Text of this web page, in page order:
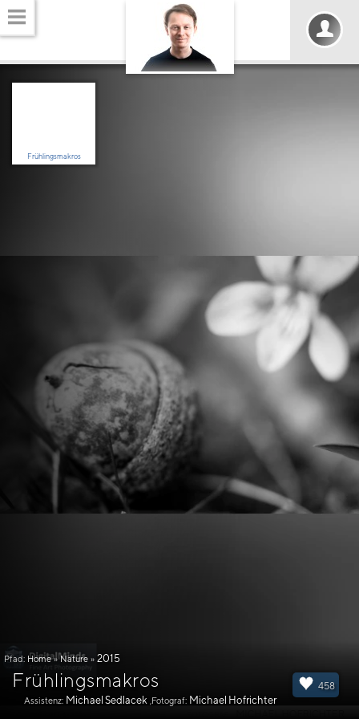
Frühlingsmakros
458
Pfad: Home » Nature » 2015
Frühlingsmakros
Assistenz: Michael Sedlacek ,Fotograf: Michael Hofrichter